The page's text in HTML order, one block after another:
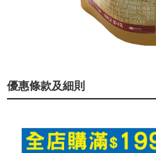
優惠條款及細則